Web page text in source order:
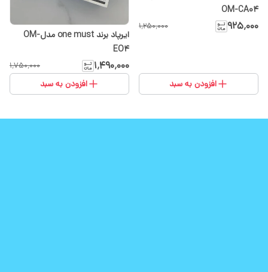
OM-CA04
۹۲۵٬۰۰۰ ۱٬۲۵۰٬۰۰۰
افزودن به سبد
ایرپاد برند one must مدلOM-
EO4
۱٬۴۹۰٬۰۰۰ ۱٬۷۵۰٬۰۰۰
افزودن به سبد